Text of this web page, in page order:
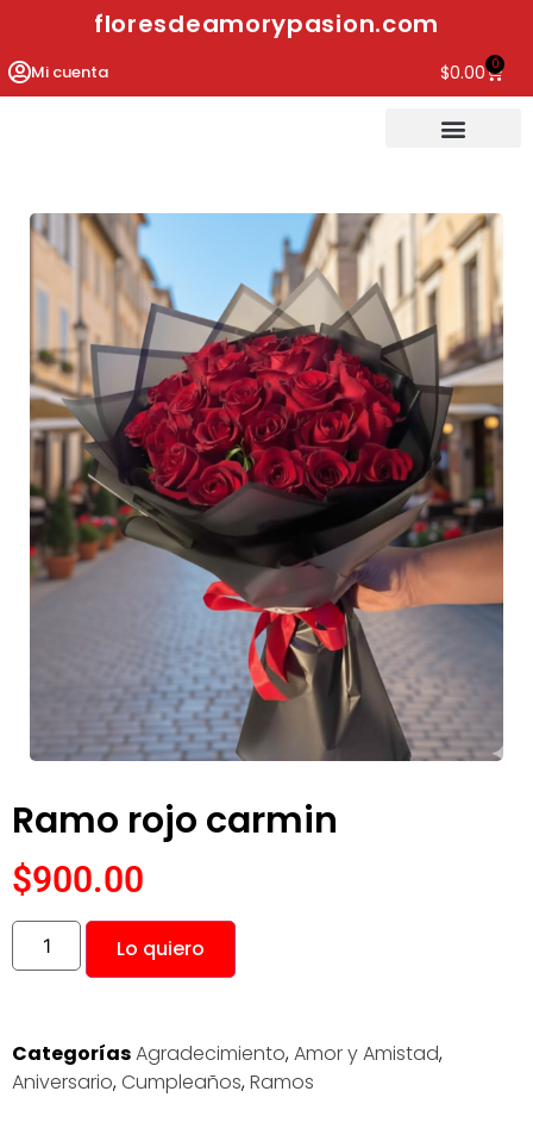
floresdeamorypasion.com
Mi cuenta $0.00 0
Ramo rojo carmin
$900.00
Lo quiero
CategoríasAgradecimiento,Amor y Amistad,
Aniversario,Cumpleaños,Ramos